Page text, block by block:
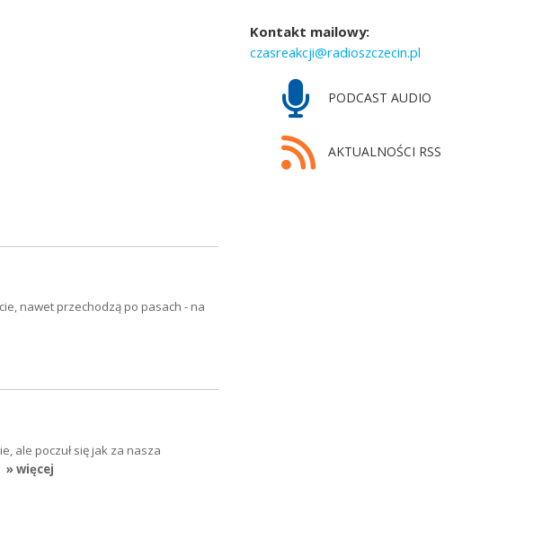
Kontakt mailowy:
czasreakcji@radioszczecin.pl
PODCAST AUDIO
AKTUALNOŚCI RSS
nawet przechodzą po pasach - na
ale poczuł się jak za nasza
» więcej